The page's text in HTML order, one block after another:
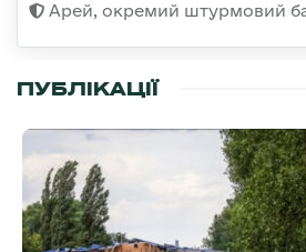
Арей, окремий штурмовий
ПУБЛІКАЦІЇ